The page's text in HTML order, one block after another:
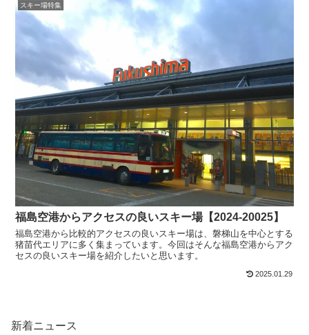
スキー場特集
福島空港からアクセスの良いスキー場【2024-20025】
福島空港から比較的アクセスの良いスキー場は、磐梯山を中心とする
猪苗代エリアに多く集まっています。今回はそんな福島空港からアク
セスの良いスキー場を紹介したいと思います。
2025.01.29
新着ニュース